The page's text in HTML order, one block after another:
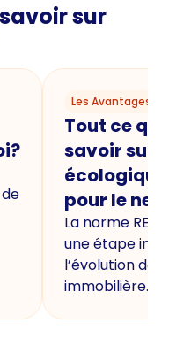
sur
Les Avantages
Tout ce
savoir sur
écologique
pour le
La norme
une étape
l’évolution de
immobilière.